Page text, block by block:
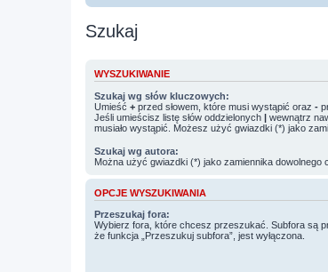
Szukaj
WYSZUKIWANIE
Szukaj wg słów kluczowych:
Umieść + przed słowem, które musi wystąpić oraz -
Jeśli umieścisz listę słów oddzielonych | wewnątrz
musiało wystąpić. Możesz użyć gwiazdki (*) jako
Szukaj wg autora:
Można użyć gwiazdki (*) jako zamiennika dowolnego
OPCJE WYSZUKIWANIA
Przeszukaj fora:
Wybierz fora, które chcesz przeszukać. Subfora są
że funkcja „Przeszukuj subfora”, jest wyłączona.